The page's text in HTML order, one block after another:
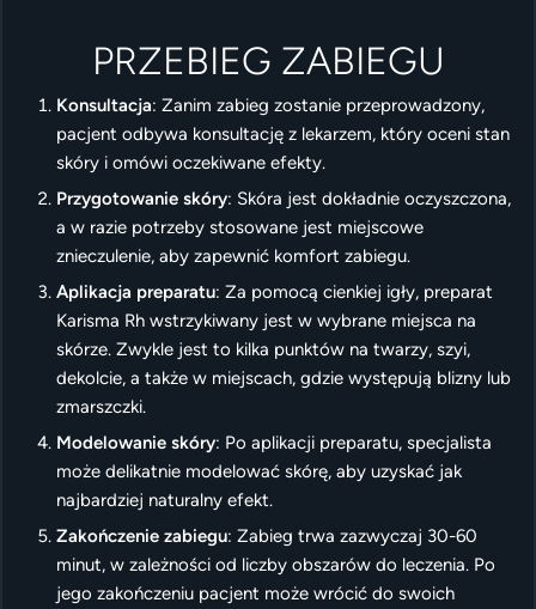
PRZEBIEG ZABIEGU
Konsultacja: Zanim zabieg zostanie przeprowadzony,
pacjent odbywa konsultację z lekarzem, który oceni stan
skóry i omówi oczekiwane efekty.
Przygotowanie skóry: Skóra jest dokładnie oczyszczona,
a w razie potrzeby stosowane jest miejscowe
znieczulenie, aby zapewnić komfort zabiegu.
Aplikacja preparatu: Za pomocą cienkiej igły, preparat
Karisma Rh wstrzykiwany jest w wybrane miejsca na
skórze. Zwykle jest to kilka punktów na twarzy, szyi,
dekolcie, a także w miejscach, gdzie występują blizny lub
zmarszczki.
Modelowanie skóry: Po aplikacji preparatu, specjalista
może delikatnie modelować skórę, aby uzyskać jak
najbardziej naturalny efekt.
Zakończenie zabiegu: Zabieg trwa zazwyczaj 30-60
minut, w zależności od liczby obszarów do leczenia. Po
jego zakończeniu pacjent może wrócić do swoich